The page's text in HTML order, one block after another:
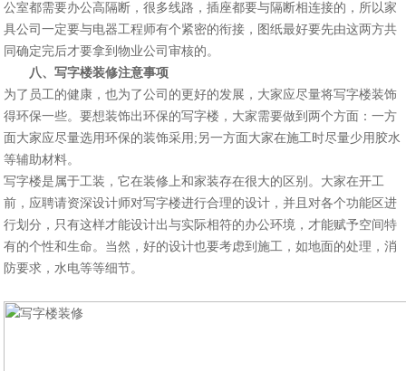
公室都需要办公高隔断，很多线路，插座都要与隔断相连接的，所以家
具公司一定要与电器工程师有个紧密的衔接，图纸最好要先由这两方共
同确定完后才要拿到物业公司审核的。
八、写字楼装修注意事项
为了员工的健康，也为了公司的更好的发展，大家应尽量将写字楼装饰
得环保一些。要想装饰出环保的写字楼，大家需要做到两个方面：一方
面大家应尽量选用环保的装饰采用;另一方面大家在施工时尽量少用胶水
等辅助材料。
写字楼是属于工装，它在装修上和家装存在很大的区别。大家在开工
前，应聘请资深设计师对写字楼进行合理的设计，并且对各个功能区进
行划分，只有这样才能设计出与实际相符的办公环境，才能赋予空间特
有的个性和生命。当然，好的设计也要考虑到施工，如地面的处理，消
防要求，水电等等细节。